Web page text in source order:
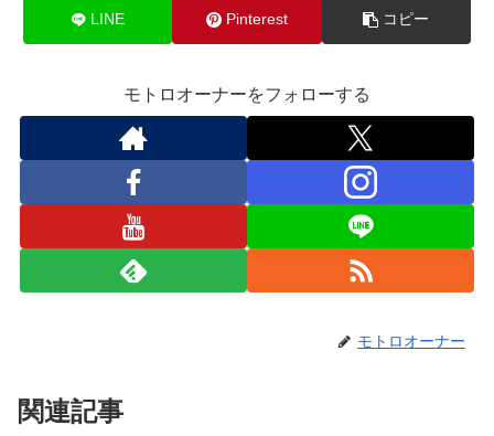
LINE Pinterest コピー
モトロオーナーをフォローする
モトロオーナー
関連記事